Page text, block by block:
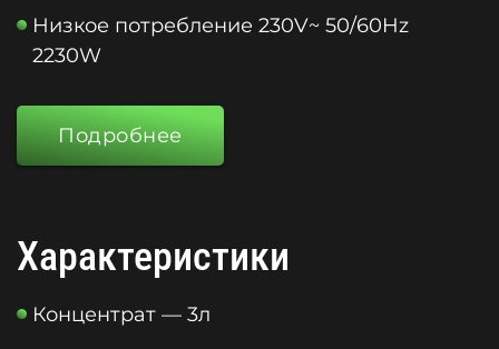
Низкое потребление 230V~ 50/60Hz
2230W
Подробнее
Характеристики
Концентрат — 3л